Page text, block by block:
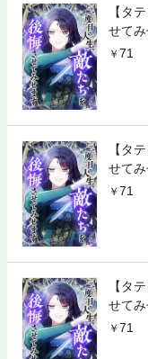
【タ
せて
71
【タ
せて
71
【タ
せて
71